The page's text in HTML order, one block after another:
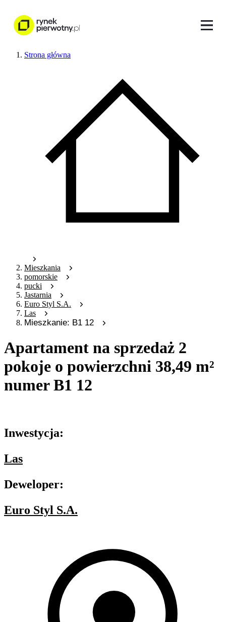
Strona główna
Mieszkania
pomorskie
pucki
Jastarnia
Euro Styl S.A.
Las
Mieszkanie: B1 12
Apartament na sprzedaż 2
pokoje o powierzchni 38,49 m²
numer B1 12
Inwestycja:
Las
Deweloper:
Euro Styl S.A.